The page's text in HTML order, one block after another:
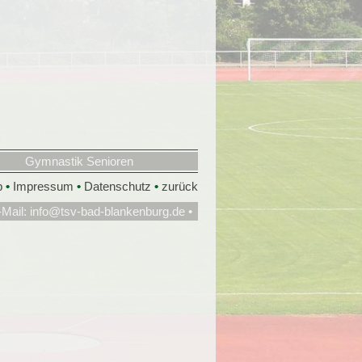
Gymnastik Senioren
• Impressum • Datenschutz • zurück
info@tsv-bad-blankenburg.de•